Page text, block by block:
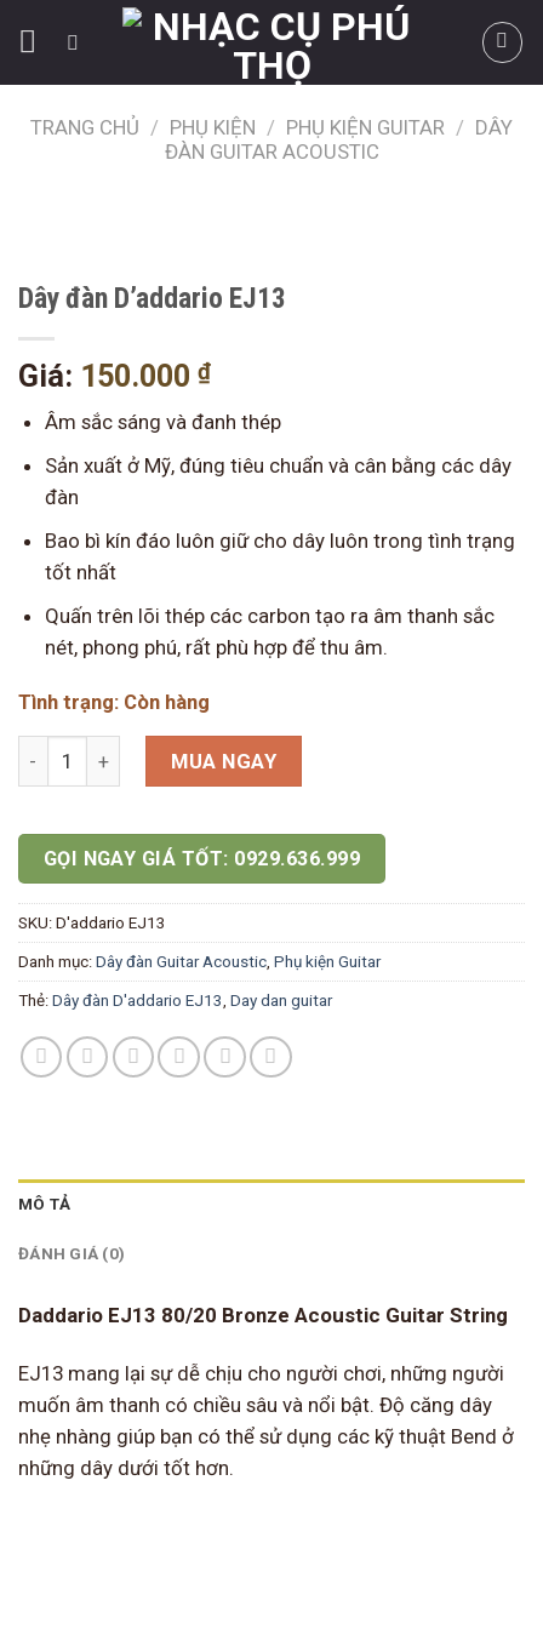
TRANG CHỦ / PHỤ KIỆN / PHỤ KIỆN GUITAR / DÂY
ĐÀN GUITAR ACOUSTIC
Dây đàn D’addario EJ13
Giá: 150.000 ₫
Âm sắc sáng và đanh thép
Sản xuất ở Mỹ, đúng tiêu chuẩn và cân bằng các dây
đàn
Bao bì kín đáo luôn giữ cho dây luôn trong tình trạng
tốt nhất
Quấn trên lõi thép các carbon tạo ra âm thanh sắc
nét, phong phú, rất phù hợp để thu âm.
Tình trạng: Còn hàng
Dây đàn D'addario EJ13 số lượng
MUA NGAY
GỌI NGAY GIÁ TỐT: 0929.636.999
SKU: D'addario EJ13
Danh mục: Dây đàn Guitar Acoustic, Phụ kiện Guitar
Thẻ: Dây đàn D'addario EJ13, Day dan guitar
MÔ TẢ
ĐÁNH GIÁ (0)
Daddario EJ13 80/20 Bronze Acoustic Guitar String
EJ13 mang lại sự dễ chịu cho người chơi, những người
muốn âm thanh có chiều sâu và nổi bật. Độ căng dây
nhẹ nhàng giúp bạn có thể sử dụng các kỹ thuật Bend ở
những dây dưới tốt hơn.